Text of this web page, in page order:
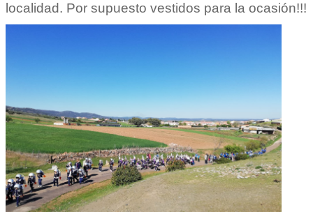
localidad. Por supuesto vestidos para la ocasión!!!